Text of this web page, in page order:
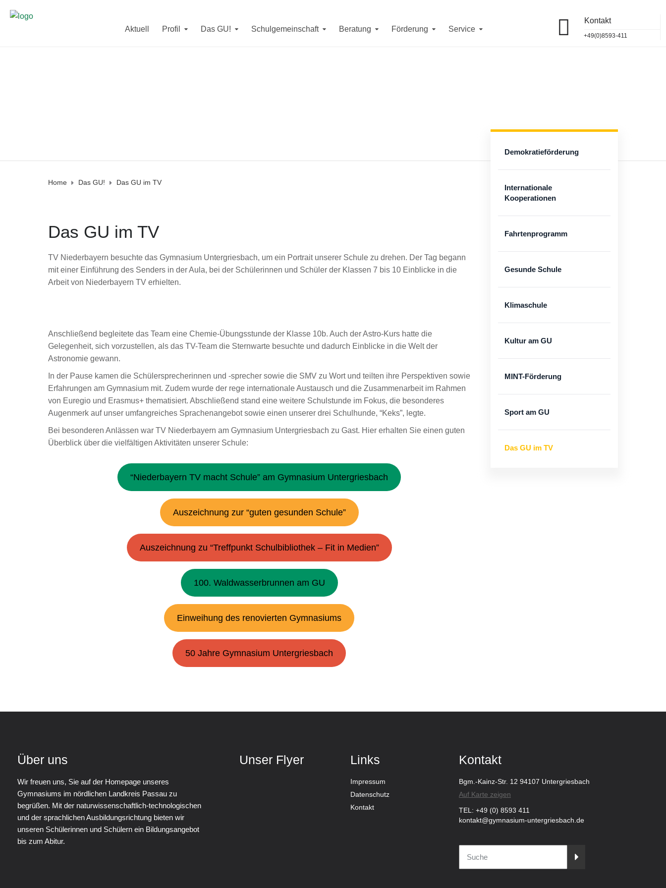
Aktuell Profil Das GU! Schulgemeinschaft Beratung Förderung Service
Kontakt
+49(0)8593-411
Home Das GU! Das GU im TV
Das GU im TV
TV Niederbayern besuchte das Gymnasium Untergriesbach, um ein Portrait unserer Schule zu drehen. Der Tag begann
mit einer Einführung des Senders in der Aula, bei der Schülerinnen und Schüler der Klassen 7 bis 10 Einblicke in die
Arbeit von Niederbayern TV erhielten.
Anschließend begleitete das Team eine Chemie-Übungsstunde der Klasse 10b. Auch der Astro-Kurs hatte die
Gelegenheit, sich vorzustellen, als das TV-Team die Sternwarte besuchte und dadurch Einblicke in die Welt der
Astronomie gewann.
In der Pause kamen die Schülersprecherinnen und -sprecher sowie die SMV zu Wort und teilten ihre Perspektiven sowie
Erfahrungen am Gymnasium mit. Zudem wurde der rege internationale Austausch und die Zusammenarbeit im Rahmen
von Euregio und Erasmus+ thematisiert. Abschließend stand eine weitere Schulstunde im Fokus, die besonderes
Augenmerk auf unser umfangreiches Sprachenangebot sowie einen unserer drei Schulhunde, “Keks”, legte.
Bei besonderen Anlässen war TV Niederbayern am Gymnasium Untergriesbach zu Gast. Hier erhalten Sie einen guten
Überblick über die vielfältigen Aktivitäten unserer Schule:
“Niederbayern TV macht Schule” am Gymnasium Untergriesbach
Auszeichnung zur “guten gesunden Schule”
Auszeichnung zu “Treffpunkt Schulbibliothek – Fit in Medien”
100. Waldwasserbrunnen am GU
Einweihung des renovierten Gymnasiums
50 Jahre Gymnasium Untergriesbach
Demokratieförderung
Internationale
Kooperationen
Fahrtenprogramm
Gesunde Schule
Klimaschule
Kultur am GU
MINT-Förderung
Sport am GU
Das GU im TV
Über uns
Wir freuen uns, Sie auf der Homepage unseres
Gymnasiums im nördlichen Landkreis Passau zu
begrüßen. Mit der naturwissenschaftlich-technologischen
und der sprachlichen Ausbildungsrichtung bieten wir
unseren Schülerinnen und Schülern ein Bildungsangebot
bis zum Abitur.
Unser Flyer Links
Impressum
Datenschutz
Kontakt
Kontakt
Bgm.-Kainz-Str. 12 94107 Untergriesbach
Auf Karte zeigen
TEL: +49 (0) 8593 411
kontakt@gymnasium-untergriesbach.de
Sekretariat und Direktorat sind in der letzten Ferienwoche ( 7. - 11. September, 14. September ) jeweils von 9 - 12 Uhr telefonisch und vor Ort erreichbar.
10. - 12. August und vom 2. bis 4. Septembererreichen Sie uns telefonisch unter08593/411jeweils von